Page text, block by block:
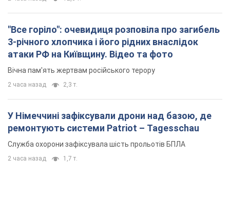
"Все горіло": очевидиця розповіла про загибель
3-річного хлопчика і його рідних внаслідок
атаки РФ на Київщину. Відео та фото
Вічна пам'ять жертвам російського терору
2 часа назад 2,3 т.
У Німеччині зафіксували дрони над базою, де
ремонтують системи Patriot – Tagesschau
Служба охорони зафіксувала шість прольотів БПЛА
2 часа назад 1,7 т.